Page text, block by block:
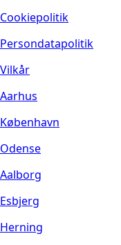
Cookiepolitik
Persondatapolitik
Vilkår
Aarhus
København
Odense
Aalborg
Esbjerg
Herning